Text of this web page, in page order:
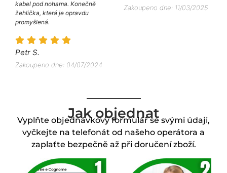
kabel pod nohama. Konečně
žehlička, která je opravdu
promyšlená.
Petr S.
Zakoupeno dne: 04/07/2024
Zakoupeno dne: 11/03/2025
Jak objednat
Vyplňte objednávkový formulář se svými údaji,
vyčkejte na telefonát od našeho operátora a
zaplaťte bezpečně až při doručení zboží.